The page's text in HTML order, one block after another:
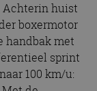
Achterin huist
boxermotor
handbak met
sprint
100 km/u: